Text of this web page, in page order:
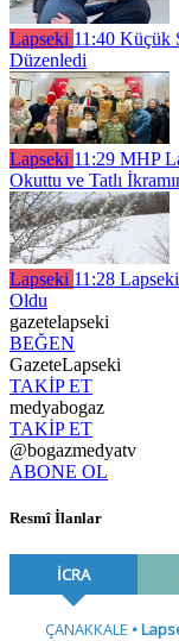
Lapseki 11:40 Küçük
Düzenledi
Lapseki 11:29 MHP
Okuttu ve Tatlı
Lapseki 11:28
Oldu
gazetelapseki
BEĞEN
GazeteLapseki
TAKİP ET
medyabogaz
TAKİP ET
@bogazmedyatv
ABONE OL
Resmî İlanlar